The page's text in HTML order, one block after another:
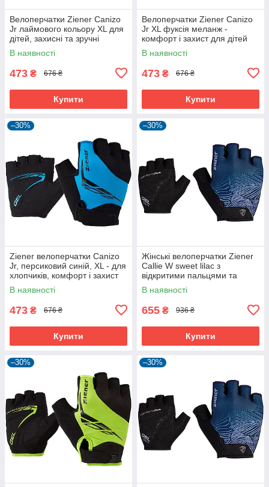
Велоперчатки Ziener Canizo
Jr лаймового кольору XL для
дітей, захисні та зручні
В наявності
473 ₴ 676 ₴
Купити
Велоперчатки Ziener Canizo
Jr XL фуксія меланж -
комфорт і захист для дітей
В наявності
473 ₴ 676 ₴
Купити
–30%
Ziener велоперчатки Canizo
Jr, персиковий синій, XL - для
хлопчиків, комфорт і захист
В наявності
473 ₴ 676 ₴
Купити
–30%
Жінські велоперчатки Ziener
Callie W sweet lilac з
відкритими пальцями та
дихаючою шкірою Amara
В наявності
655 ₴ 936 ₴
Купити
–30% –30%